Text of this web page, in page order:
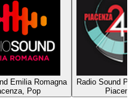
Emilia Romagna
Pop
Radio Sound